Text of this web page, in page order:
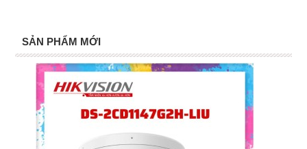
SẢN PHẨM MỚI